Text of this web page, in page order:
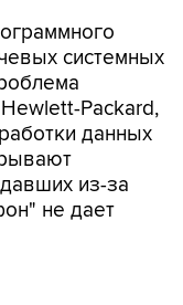
системных
Packard,
данных
из-за
не дает